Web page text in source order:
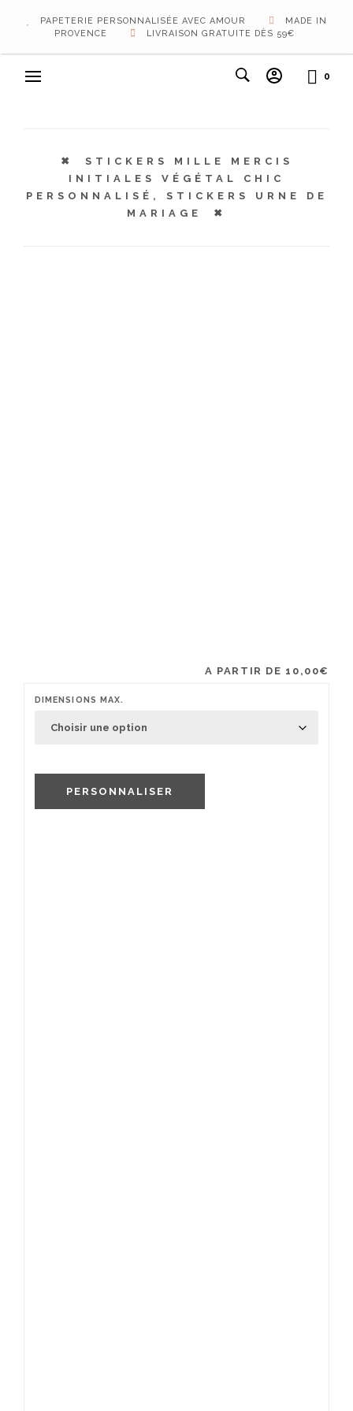
PAPETERIE PERSONNALISÉE AVEC AMOUR
MADE IN
PROVENCE
LIVRAISON GRATUITE DÈS 59€
0
STICKERS MILLE MERCIS
INITIALES VÉGÉTAL CHIC
PERSONNALISÉ, STICKERS URNE DE
MARIAGE
A PARTIR DE 10,00€
DIMENSIONS MAX.
PERSONNALISER